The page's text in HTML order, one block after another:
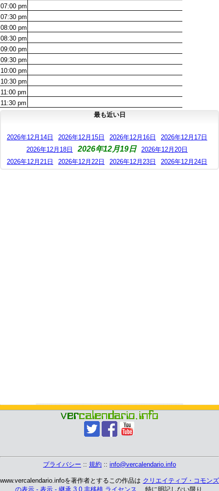
07:00 pm
07:30 pm
08:00 pm
08:30 pm
09:00 pm
09:30 pm
10:00 pm
10:30 pm
11:00 pm
11:30 pm
最も近い日
2026年12月14日 2026年12月15日 2026年12月16日
2026年12月17日
2026年12月18日
2026年12月19日
2026年12月20日
2026年12月21日
2026年12月22日 2026年12月23日 2026年12月24日
プライバシー :: 規約 :: info@vercalendario.info
www.vercalendario.infoを著作者とするこの作品は クリエイティブ・コモンズ
の表示 - 表示 - 継承 3.0 非移植 ライセンス 、 特に明記しない限り.